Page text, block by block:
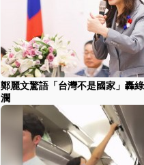
鄭麗文驚語「台灣不是國家」轟
瀾